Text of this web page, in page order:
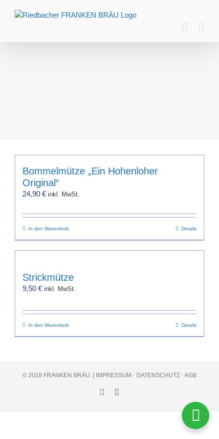
Inhalt
Bommelmütze „Ein Hohenloher
Original“
24,90 € inkl. MwSt.
In den Warenkorb Details
Strickmütze
9,50 € inkl. MwSt.
In den Warenkorb Details
© 2018 FRANKEN BRÄU. | IMPRESSUM · DATENSCHUTZ · AGB
Instagram